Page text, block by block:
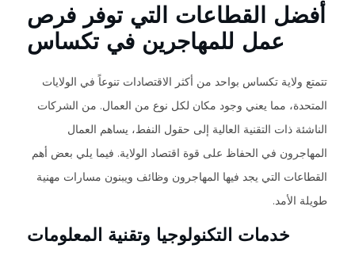
أفضل القطاعات التي توفر فرص
عمل للمهاجرين في تكساس
تتمتع ولاية تكساس بواحد من أكثر الاقتصادات تنوعاً في الولايات
المتحدة، مما يعني وجود مكان لكل نوع من العمال. من الشركات
الناشئة ذات التقنية العالية إلى حقول النفط، يساهم العمال
المهاجرون في الحفاظ على قوة اقتصاد الولاية. فيما يلي بعض أهم
القطاعات التي يجد فيها المهاجرون وظائف ويبنون مسارات مهنية
طويلة الأمد.
خدمات التكنولوجيا وتقنية المعلومات